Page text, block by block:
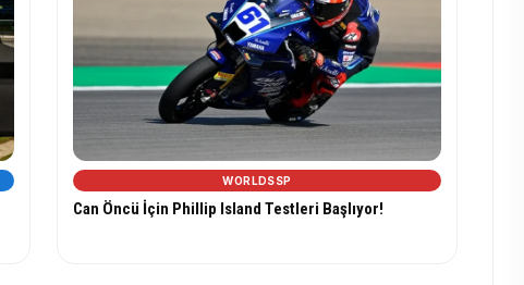
WORLDSSP
Can Öncü İçin Phillip Island Testleri Başlıyor!